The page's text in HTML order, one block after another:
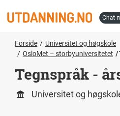
til
chat
Forside
Universitet og høgskole
OsloMet – storbyuniversitetet
Tegnspråk -
Universitet og